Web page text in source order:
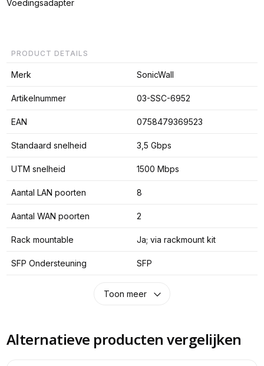
Voedingsadapter
PRODUCT DETAILS
Merk SonicWall
Artikelnummer 03-SSC-6952
EAN 0758479369523
Standaard snelheid 3,5 Gbps
UTM snelheid 1500 Mbps
Aantal LAN poorten 8
Aantal WAN poorten 2
Rack mountable Ja; via rackmount kit
SFP Ondersteuning SFP
Toon meer
Alternatieve producten vergelijken